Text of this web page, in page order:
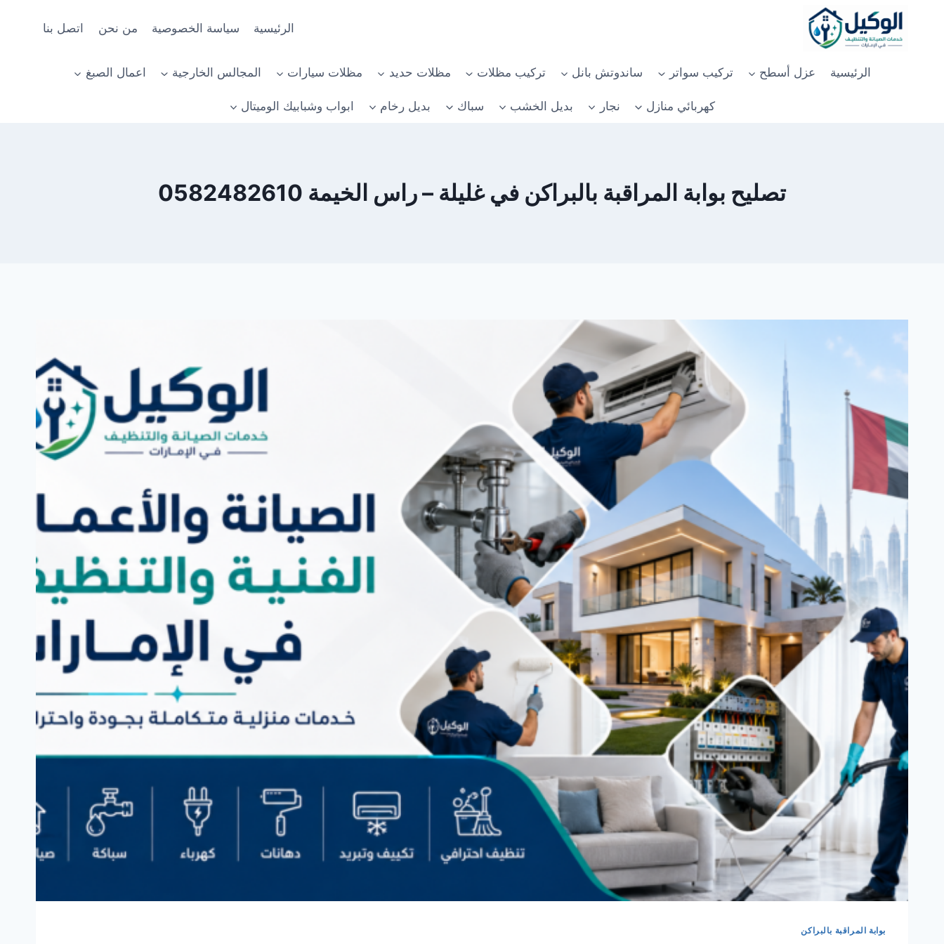
الرئيسية سياسة الخصوصية من نحن اتصل بنا
الرئيسية عزل أسطح تركيب سواتر ساندوتش بانل تركيب مظلات مظلات حديد مظلات سيارات المجالس الخارجية اعمال الصبغ
كهربائي منازل نجار بديل الخشب سباك بديل رخام ابواب وشبابيك الوميتال
تصليح بوابة المراقبة بالبراكن في غليلة – راس الخيمة 0582482610
بوابة المراقبة بالبراكن